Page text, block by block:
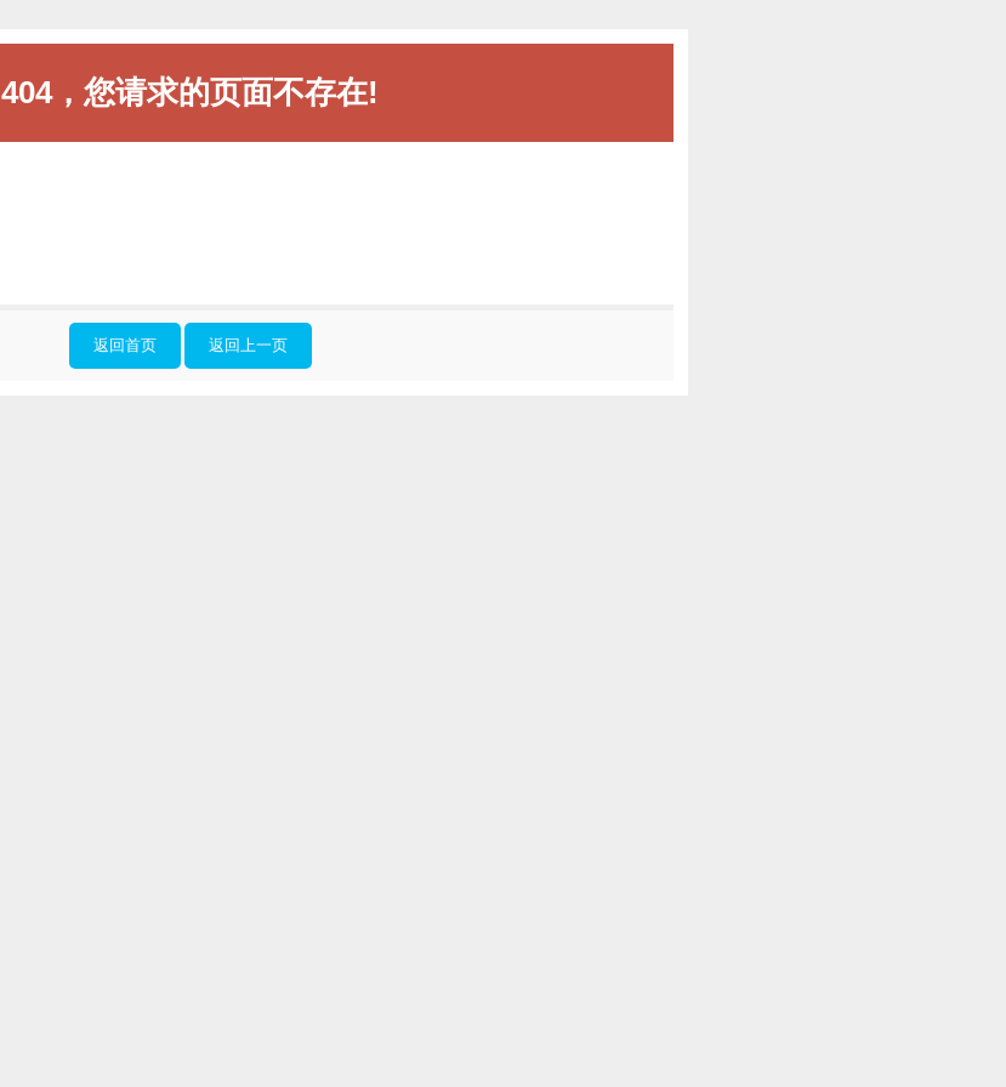
404，您请求的页面不存在!
返回首页 返回上一页